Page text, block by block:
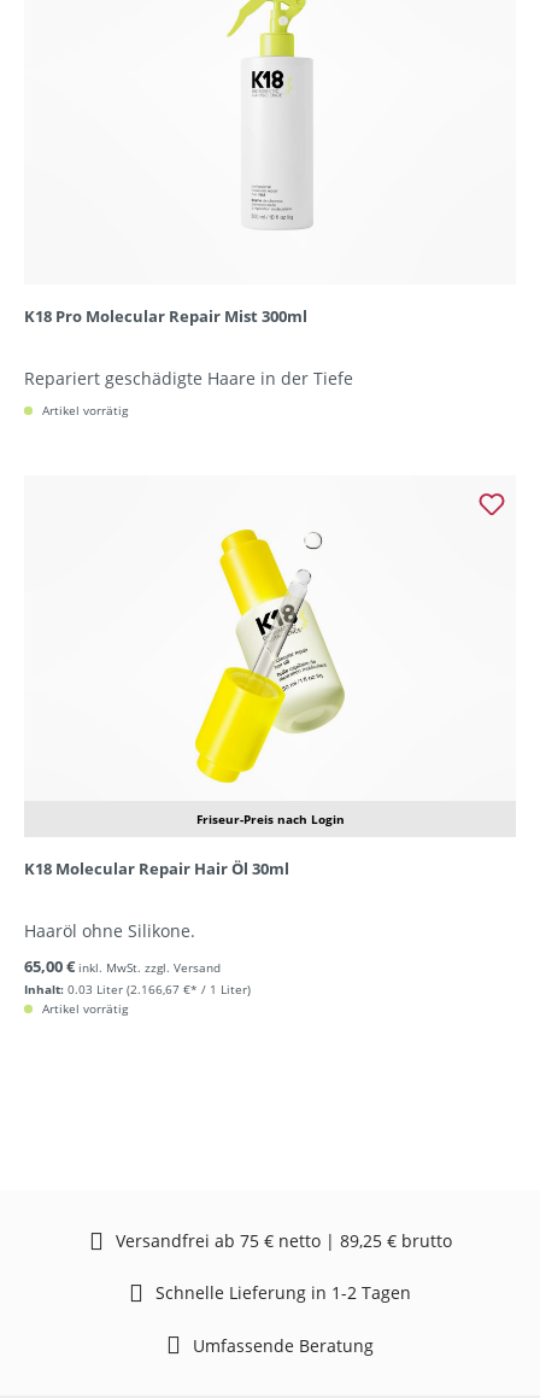
K18 Pro Molecular Repair Mist 300ml
Repariert geschädigte Haare in der Tiefe
Artikel vorrätig
Friseur-Preis nach Login
K18 Molecular Repair Hair Öl 30ml
Haaröl ohne Silikone.
Inhalt: 0.03 Liter (2.166,67 €* / 1 Liter)
65,00 € inkl. MwSt. zzgl. Versand
Artikel vorrätig
Versandfrei ab 75 € netto | 89,25 € brutto
Schnelle Lieferung in 1-2 Tagen
Umfassende Beratung